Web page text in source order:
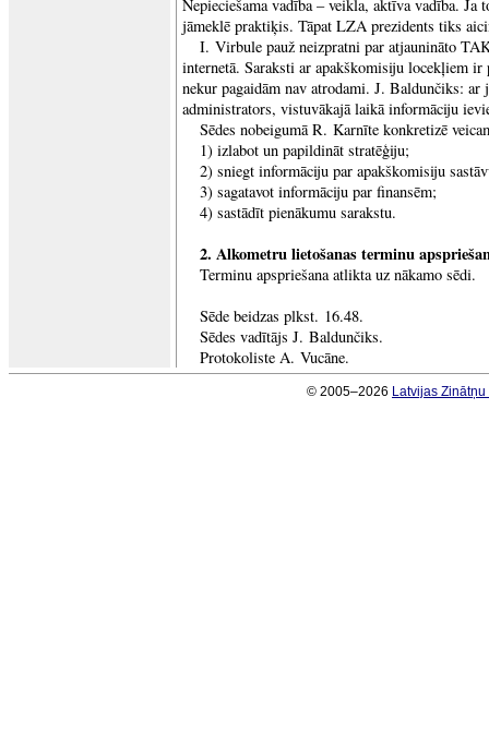
Nepieciešama vadība – veikla, aktīva vadība. Ja
jāmeklē praktiķis. Tāpat LZA prezidents tiks
I. Virbule pauž neizpratni par atjaunināto
internetā. Saraksti ar apakškomisiju locekļiem
nekur pagaidām nav atrodami. J. Baldunčiks:
administrators, vistuvākajā laikā informāciju
Sēdes nobeigumā R. Karnīte konkretizē
1) izlabot un papildināt stratēģiju;
2) sniegt informāciju par apakškomisiju
3) sagatavot informāciju par finansēm;
4) sastādīt pienākumu sarakstu.
2. Alkometru lietošanas terminu
Terminu apspriešana atlikta uz nākamo sēdi.
Sēde beidzas plkst. 16.48.
Sēdes vadītājs J. Baldunčiks.
Protokoliste A. Vucāne.
© 2005–2026 Latvijas